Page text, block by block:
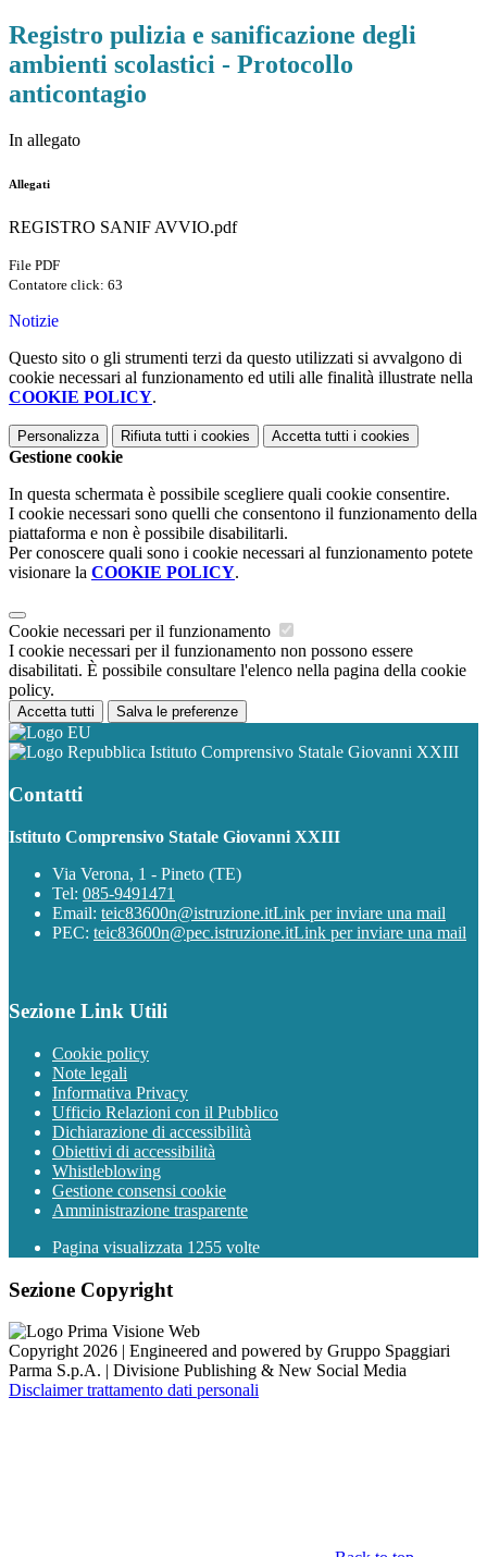
Registro pulizia e sanificazione degli
ambienti scolastici - Protocollo
anticontagio
In allegato
Allegati
REGISTRO SANIF AVVIO.pdf
File PDF
Contatore click: 63
Notizie
Questo sito o gli strumenti terzi da questo utilizzati si avvalgono di
cookie necessari al funzionamento ed utili alle finalità illustrate nella
COOKIE POLICY.
Personalizza Rifiuta tutti i cookies Accetta tutti i cookies
Gestione cookie
In questa schermata è possibile scegliere quali cookie consentire.
I cookie necessari sono quelli che consentono il funzionamento della
piattaforma e non è possibile disabilitarli.
Per conoscere quali sono i cookie necessari al funzionamento potete
visionare la COOKIE POLICY.
Cookie necessari per il funzionamento
I cookie necessari per il funzionamento non possono essere
disabilitati. È possibile consultare l'elenco nella pagina della cookie
policy.
Accetta tutti Salva le preferenze
Istituto Comprensivo Statale Giovanni XXIII
Contatti
Istituto Comprensivo Statale Giovanni XXIII
Via Verona, 1 - Pineto (TE)
Tel: 085-9491471
Email: teic83600n@istruzione.itLink per inviare una mail
PEC: teic83600n@pec.istruzione.itLink per inviare una mail
Sezione Link Utili
Cookie policy
Note legali
Informativa Privacy
Ufficio Relazioni con il Pubblico
Dichiarazione di accessibilità
Obiettivi di accessibilità
Whistleblowing
Gestione consensi cookie
Amministrazione trasparente
Pagina visualizzata 1255 volte
Sezione Copyright
Copyright 2026 | Engineered and powered by Gruppo Spaggiari
Parma S.p.A. | Divisione Publishing & New Social Media
Disclaimer trattamento dati personali